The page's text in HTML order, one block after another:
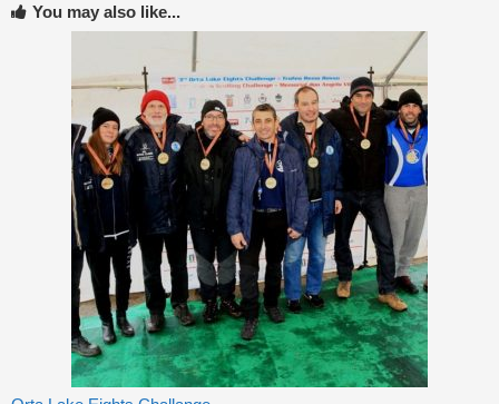
You may also like...